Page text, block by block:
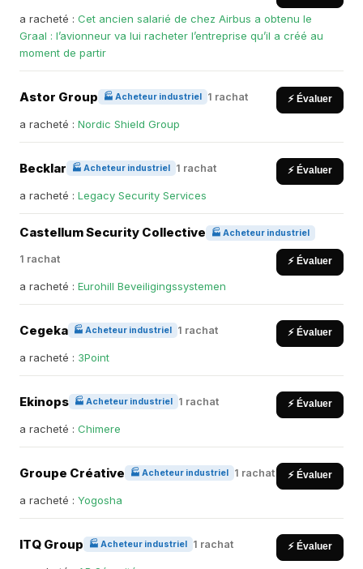
a racheté : Cet ancien salarié de chez Airbus a obtenu le
Graal : l’avionneur va lui racheter l’entreprise qu’il a créé au
moment de partir
Astor Group 🏭 Acheteur industriel 1 rachat ⚡ Évaluer
a racheté : Nordic Shield Group
Becklar 🏭 Acheteur industriel 1 rachat ⚡ Évaluer
a racheté : Legacy Security Services
Castellum Security Collective 🏭 Acheteur industriel
1 rachat ⚡ Évaluer
a racheté : Eurohill Beveiligingssystemen
Cegeka 🏭 Acheteur industriel 1 rachat ⚡ Évaluer
a racheté : 3Point
Ekinops 🏭 Acheteur industriel 1 rachat ⚡ Évaluer
a racheté : Chimere
Groupe Créative 🏭 Acheteur industriel 1 rachat ⚡ Évaluer
a racheté : Yogosha
ITQ Group 🏭 Acheteur industriel 1 rachat ⚡ Évaluer